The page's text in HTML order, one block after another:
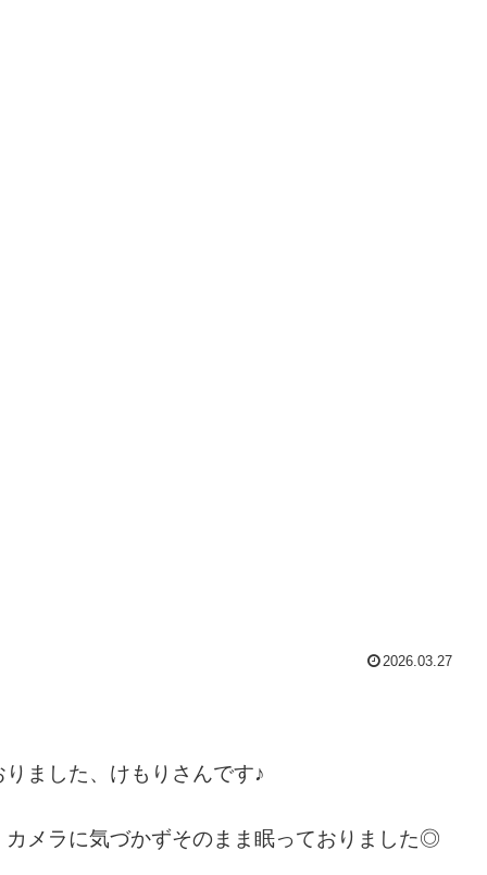
2026.03.27
ました、けもりさんです♪
メラに気づかずそのまま眠っておりました◎